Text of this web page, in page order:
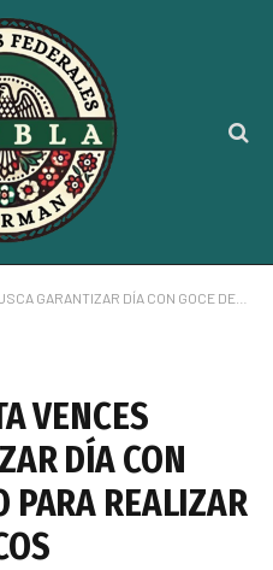
CON GOCE DE SUELDO PARA REALIZAR ESTUDIOS CLÍNICOS
VENCES
DÍA CON
PARA REALIZAR